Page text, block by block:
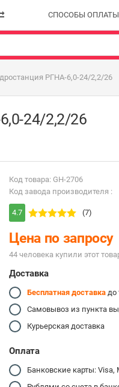
СПОСОБЫ ОПЛАТЫ
РГНА-6,0-24/2,2/26
24/2,2/26
Код товара: GH-2706
Код завода производителя :
4.7 (7)
Цена по запросу
44 человекa купили этот
Доставка
Бесплатная доставка до
Самовывоз из пункта
Курьерская доставка
Оплата
Банковские карты: Visa,